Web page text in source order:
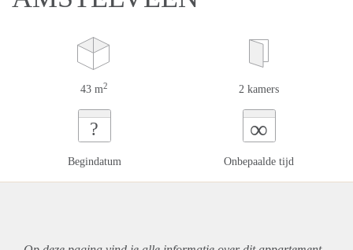
43 m2 2 kamers
?
Begindatum
∞
Onbepaalde tijd